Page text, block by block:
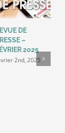
DE
–
2025
2nd, 2025